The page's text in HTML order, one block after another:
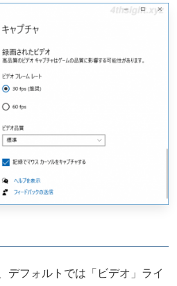
デフォルトでは「ビデオ」ライ